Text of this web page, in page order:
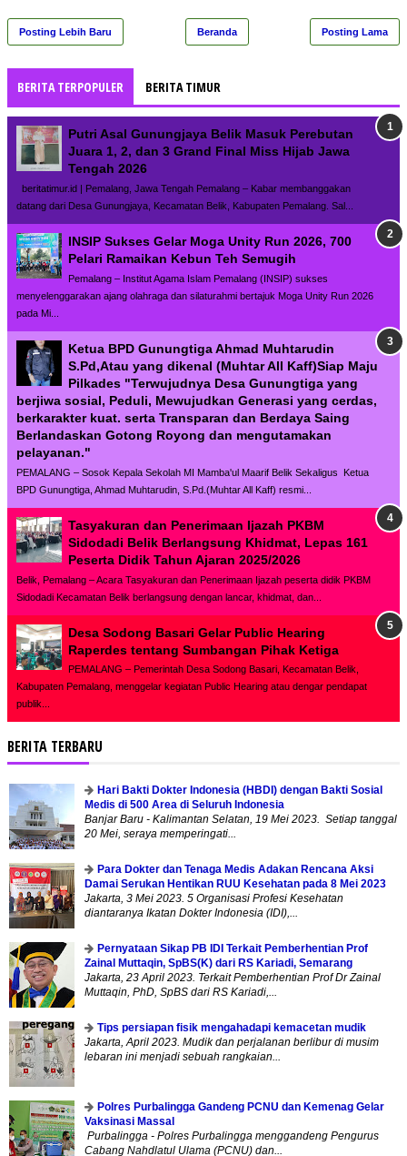
Posting Lebih Baru Posting Lama
Beranda
BERITA TERPOPULER BERITA TIMUR
Putri Asal Gunungjaya Belik Masuk Perebutan
Juara 1, 2, dan 3 Grand Final Miss Hijab Jawa
Tengah 2026
beritatimur.id | Pemalang, Jawa Tengah Pemalang – Kabar membanggakan
datang dari Desa Gunungjaya, Kecamatan Belik, Kabupaten Pemalang. Sal...
INSIP Sukses Gelar Moga Unity Run 2026, 700
Pelari Ramaikan Kebun Teh Semugih
Pemalang – Institut Agama Islam Pemalang (INSIP) sukses
menyelenggarakan ajang olahraga dan silaturahmi bertajuk Moga Unity Run 2026
pada Mi...
Ketua BPD Gunungtiga Ahmad Muhtarudin
S.Pd,Atau yang dikenal (Muhtar All Kaff)Siap Maju
Pilkades "Terwujudnya Desa Gunungtiga yang
berjiwa sosial, Peduli, Mewujudkan Generasi yang cerdas,
berkarakter kuat. serta Transparan dan Berdaya Saing
Berlandaskan Gotong Royong dan mengutamakan
pelayanan."
PEMALANG – Sosok Kepala Sekolah MI Mamba'ul Maarif Belik Sekaligus Ketua
BPD Gunungtiga, Ahmad Muhtarudin, S.Pd.(Muhtar All Kaff) resmi...
Tasyakuran dan Penerimaan Ijazah PKBM
Sidodadi Belik Berlangsung Khidmat, Lepas 161
Peserta Didik Tahun Ajaran 2025/2026
Belik, Pemalang – Acara Tasyakuran dan Penerimaan Ijazah peserta didik PKBM
Sidodadi Kecamatan Belik berlangsung dengan lancar, khidmat, dan...
Desa Sodong Basari Gelar Public Hearing
Raperdes tentang Sumbangan Pihak Ketiga
PEMALANG – Pemerintah Desa Sodong Basari, Kecamatan Belik,
Kabupaten Pemalang, menggelar kegiatan Public Hearing atau dengar pendapat
publik...
BERITA TERBARU
Hari Bakti Dokter Indonesia (HBDI) dengan Bakti Sosial
Medis di 500 Area di Seluruh Indonesia
Banjar Baru - Kalimantan Selatan, 19 Mei 2023. Setiap tanggal
20 Mei, seraya memperingati...
Para Dokter dan Tenaga Medis Adakan Rencana Aksi
Damai Serukan Hentikan RUU Kesehatan pada 8 Mei 2023
Jakarta, 3 Mei 2023. 5 Organisasi Profesi Kesehatan
diantaranya Ikatan Dokter Indonesia (IDI),...
Pernyataan Sikap PB IDI Terkait Pemberhentian Prof
Zainal Muttaqin, SpBS(K) dari RS Kariadi, Semarang
Jakarta, 23 April 2023. Terkait Pemberhentian Prof Dr Zainal
Muttaqin, PhD, SpBS dari RS Kariadi,...
Tips persiapan fisik mengahadapi kemacetan mudik
Jakarta, April 2023. Mudik dan perjalanan berlibur di musim
lebaran ini menjadi sebuah rangkaian...
Polres Purbalingga Gandeng PCNU dan Kemenag Gelar
Vaksinasi Massal
Purbalingga - Polres Purbalingga menggandeng Pengurus
Cabang Nahdlatul Ulama (PCNU) dan...